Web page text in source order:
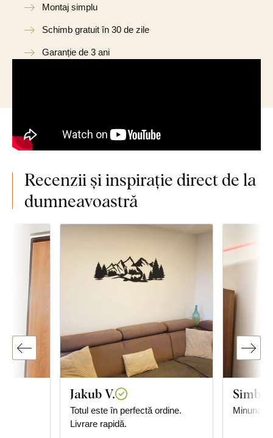
Montaj simplu
Schimb gratuit în 30 de zile
Garanție de 3 ani
Recenzii și inspirație direct de la
dumneavoastră
Jakub V.
Totul este în perfectă ordine.
Livrare rapidă.
Minunat!